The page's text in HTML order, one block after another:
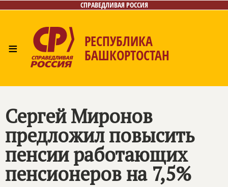
СПРАВЕДЛИВАЯ РОССИЯ
≡ РЕСПУБЛИКА
БАШКОРТОСТАН
Контакты
Сергей Миронов
предложил повысить
пенсии работающих
пенсионеров на 7,5%